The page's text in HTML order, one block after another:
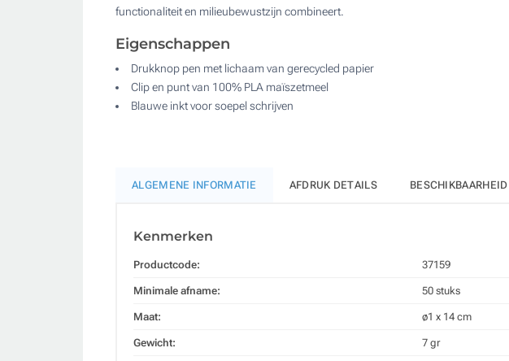
functionaliteit en milieubewustzijn combineert.
Eigenschappen
Drukknop pen met lichaam van gerecycled papier
Clip en punt van 100% PLA maïszetmeel
Blauwe inkt voor soepel schrijven
ALGEMENE INFORMATIE AFDRUK DETAILS BESCHIKBAARHEID
Kenmerken
Productcode: 37159
Minimale afname: 50 stuks
Maat: ø1 x 14 cm
Gewicht: 7 gr